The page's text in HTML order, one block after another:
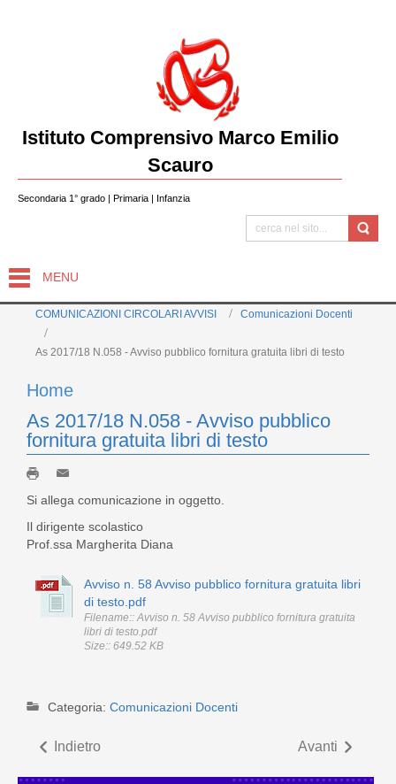
Istituto Comprensivo Marco Emilio
Scauro
Secondaria 1° grado | Primaria | Infanzia
MENU
COMUNICAZIONI CIRCOLARI AVVISI Comunicazioni Docenti
As 2017/18 N.058 - Avviso pubblico fornitura gratuita libri di testo
Home
As 2017/18 N.058 - Avviso pubblico
fornitura gratuita libri di testo
Si allega comunicazione in oggetto.
Il dirigente scolastico
Prof.ssa Margherita Diana
Avviso n. 58 Avviso pubblico fornitura gratuita libri
di testo.pdf
Filename:: Avviso n. 58 Avviso pubblico fornitura gratuita
libri di testo.pdf
Size:: 649.52 KB
Categoria: Comunicazioni Docenti
Indietro Avanti